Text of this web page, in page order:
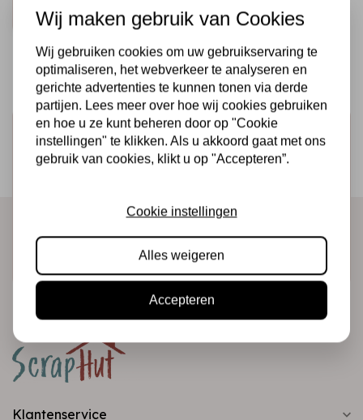
Snel toevoegen
Schrijf je in voor de nieuwsbrief
Ontvang als eerste onze actie en nieuwe producten
Klantenservice
Wij maken gebruik van Cookies
Wij gebruiken cookies om uw gebruikservaring te
optimaliseren, het webverkeer te analyseren en
gerichte advertenties te kunnen tonen via derde
partijen. Lees meer over hoe wij cookies gebruiken
en hoe u ze kunt beheren door op "Cookie
instellingen" te klikken. Als u akkoord gaat met ons
gebruik van cookies, klikt u op "Accepteren”.
Cookie instellingen
Alles weigeren
Accepteren